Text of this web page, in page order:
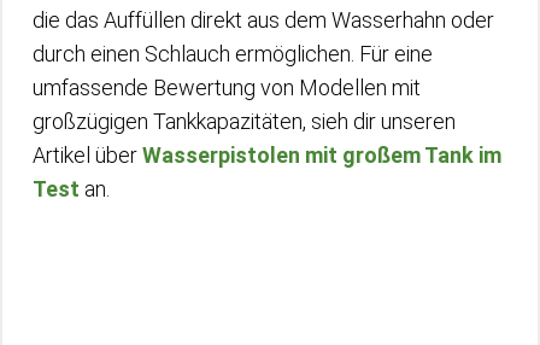
die das Auffüllen direkt aus dem Wasserhahn oder
durch einen Schlauch ermöglichen. Für eine
umfassende Bewertung von Modellen mit
großzügigen Tankkapazitäten, sieh dir unseren
Artikel überWasserpistolen mit großem Tank im
Test an.